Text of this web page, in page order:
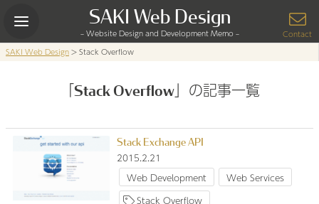
SAKI Web Design
– Website Design and Development Memo –
Contact
SAKI Web Design>Stack Overflow
「Stack Overflow」の記事一覧
Stack Exchange API
2015.2.21
Web Development
Web Services
Stack Overflow